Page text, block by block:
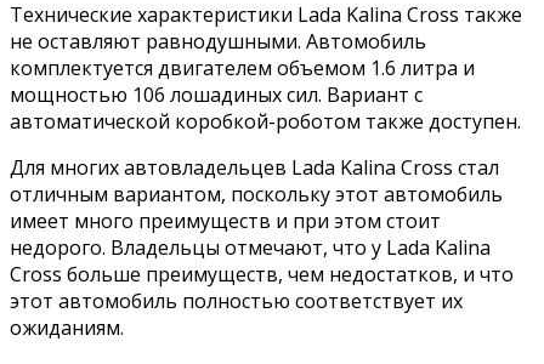
Технические характеристики Lada Kalina Cross также
не оставляют равнодушными. Автомобиль
комплектуется двигателем объемом 1.6 литра и
мощностью 106 лошадиных сил. Вариант с
автоматической коробкой-роботом также доступен.
Для многих автовладельцев Lada Kalina Cross стал
отличным вариантом, поскольку этот автомобиль
имеет много преимуществ и при этом стоит
недорого. Владельцы отмечают, что у Lada Kalina
Cross больше преимуществ, чем недостатков, и что
этот автомобиль полностью соответствует их
ожиданиям.